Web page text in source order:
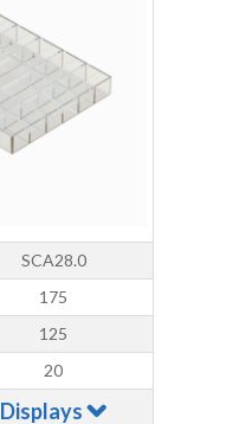
SCA28.0
175
125
20
Displays